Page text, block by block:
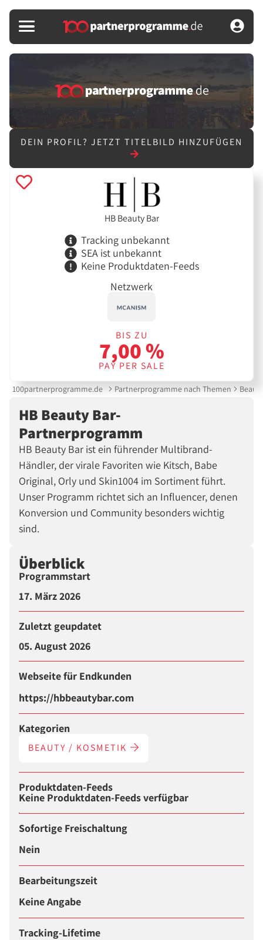
DEIN PROFIL? JETZT TITELBILD HINZUFÜGEN
HB Beauty Bar
Tracking unbekannt
SEA ist unbekannt
Keine Produktdaten-Feeds
Netzwerk
BIS ZU
7,00 %
PAY PER SALE
100partnerprogramme.de Partnerprogramme nach Themen
HB Beauty Bar-
Partnerprogramm
HB Beauty Bar ist ein führender Multibrand-
Händler, der virale Favoriten wie Kitsch, Babe
Original, Orly und Skin1004 im Sortiment führt.
Unser Programm richtet sich an Influencer, denen
Konversion und Community besonders wichtig
sind.
Überblick
Programmstart
17. März 2026
Zuletzt geupdatet
05. August 2026
Webseite für Endkunden
https://hbbeautybar.com
Kategorien
BEAUTY / KOSMETIK
Produktdaten-Feeds
Keine Produktdaten-Feeds verfügbar
Sofortige Freischaltung
Nein
Bearbeitungszeit
Keine Angabe
Tracking-Lifetime